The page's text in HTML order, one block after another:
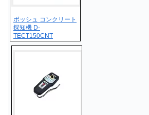
ボッシュ コンクリート
探知機 D-
TECT150CNT